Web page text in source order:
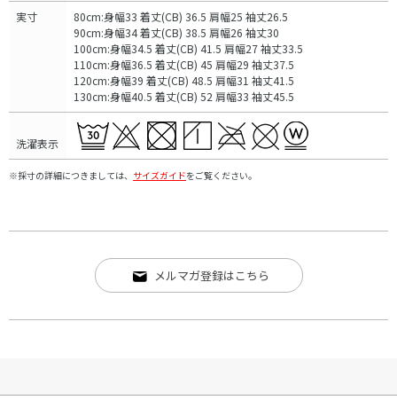
実寸
80cm:身幅33 着丈(CB) 36.5 肩幅25 袖丈26.5
90cm:身幅34 着丈(CB) 38.5 肩幅26 袖丈30
100cm:身幅34.5 着丈(CB) 41.5 肩幅27 袖丈33.5
110cm:身幅36.5 着丈(CB) 45 肩幅29 袖丈37.5
120cm:身幅39 着丈(CB) 48.5 肩幅31 袖丈41.5
130cm:身幅40.5 着丈(CB) 52 肩幅33 袖丈45.5
洗濯表示
※採寸の詳細につきましては、 サイズガイドをご覧ください。
メルマガ登録はこちら